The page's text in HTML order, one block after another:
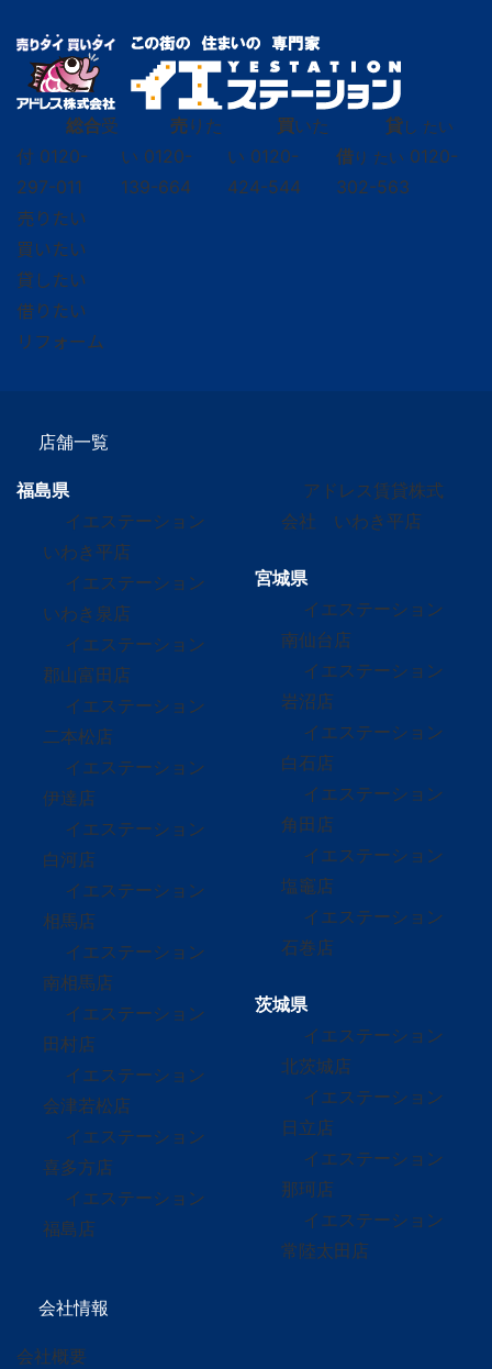
総合受
付 0120-
297-011
売りた
い 0120-
139-664
買いた
い 0120-
424-544
貸し たい
借り たい 0120-
302-563
売りたい
買いたい
貸したい
借りたい
リフォーム
店舗一覧
福島県
イエステーション
いわき平店
イエステーション
いわき泉店
イエステーション
郡山富田店
イエステーション
二本松店
イエステーション
伊達店
イエステーション
白河店
イエステーション
相馬店
イエステーション
南相馬店
イエステーション
田村店
イエステーション
会津若松店
イエステーション
喜多方店
イエステーション
福島店
アドレス賃貸株式
会社 いわき平店
宮城県
イエステーション
南仙台店
イエステーション
岩沼店
イエステーション
白石店
イエステーション
角田店
イエステーション
塩竈店
イエステーション
石巻店
茨城県
イエステーション
北茨城店
イエステーション
日立店
イエステーション
那珂店
イエステーション
常陸太田店
会社情報
会社概要